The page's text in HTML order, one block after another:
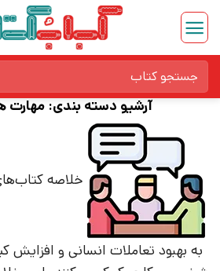
Skip
content
برای:
آرشیو دسته بندی:مهارت
خلاصه
به بهبود تعاملات انسانی و افزایش